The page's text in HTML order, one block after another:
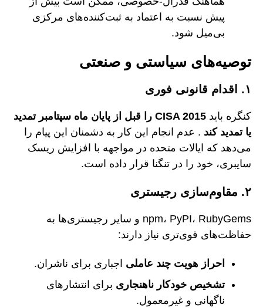
پیش نسبت به اعتماد به ثبت‌کننده‌های مرکزی
بی‌میل شود.
توصیه‌های سیاستی و صنعتی
۱. اقدام قانونی فوری
کنگره باید
CISA 2015 را قبل از پایان ماه سپتامبر تمدید
یا تمدید کند . عدم انجام این کار به دشمنان این پیام را
می‌دهد که ایالات متحده در مواجهه با افزایش ریسک
سایبری، خود را در تنگنا قرار داده است.
۲. مقاوم‌سازی رجیستری
npm، PyPI، RubyGems و سایر رجیستری‌ها به
حفاظت‌های قوی‌تری نیاز دارند:
احراز هویت چند عاملی اجباری برای ناشران.
تشخیص خودکار ناهنجاری برای انتشارهای
ناگهانی و غیرمعمول.